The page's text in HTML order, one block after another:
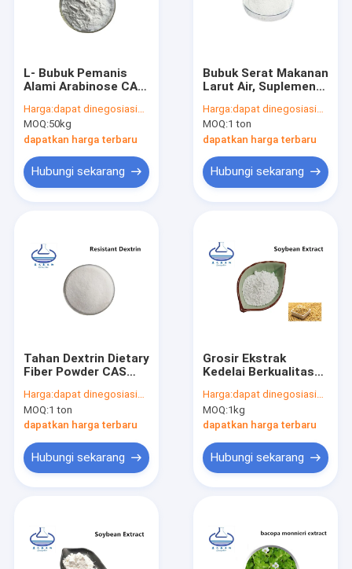
Video
L- Bubuk Pemanis
Alami Arabinose CAS
Makanan
Harga:dapat dinegosiasikan
MOQ:50kg
dapatkan harga terbaru
Hubungi sekarang
Bubuk Serat Makanan
Larut Air, Suplemen
Dextrin Tahan 9004-
54-0
Harga:dapat dinegosiasikan
MOQ:1 ton
dapatkan harga terbaru
Hubungi sekarang
Tahan Dextrin Dietary
Fiber Powder CAS
Makanan
Harga:dapat dinegosiasikan
MOQ:1 ton
dapatkan harga terbaru
Hubungi sekarang
Grosir Ekstrak
Kedelai Berkualitas
Daidzein CAS 486-66-
8
Harga:dapat dinegosiasikan
MOQ:1kg
dapatkan harga terbaru
Hubungi sekarang